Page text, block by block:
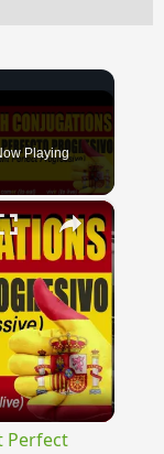
Playing
×
Perfect